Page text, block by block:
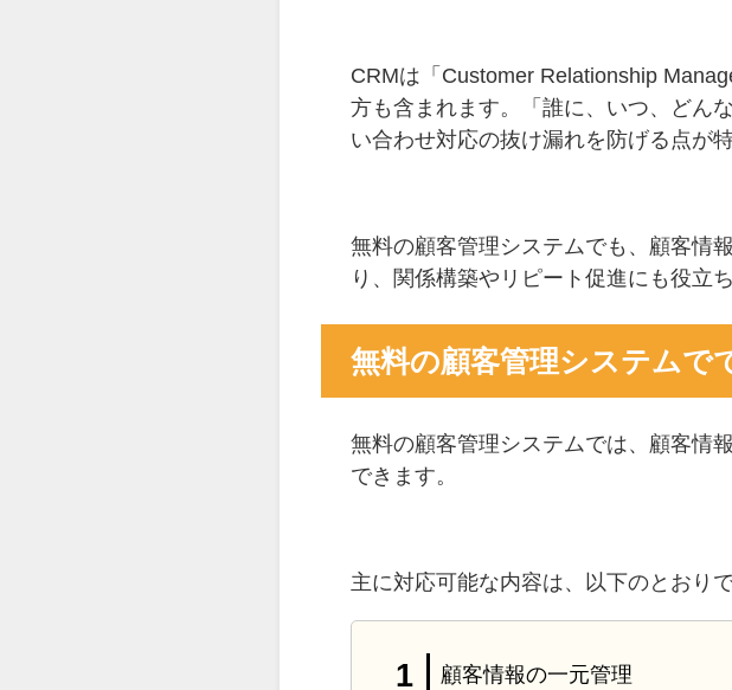
CRMは「Customer Relationship
方も含まれます。「誰に、いつ、どん
い合わせ対応の抜け漏れを防げる点が特
無料の顧客管理システムでも、顧客情
り、関係構築やリピート促進にも役立ち
無料の顧客管理システムで
無料の顧客管理システムでは、顧客情
できます。
主に対応可能な内容は、以下のとおりで
顧客情報の一元管理